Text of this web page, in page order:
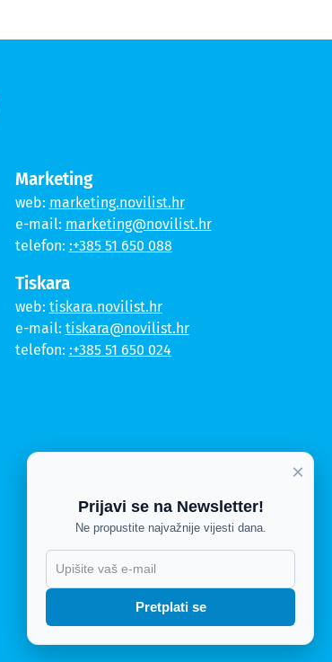
Marketing
web: marketing.novilist.hr
e-mail: marketing@novilist.hr
telefon: :+385 51 650 088
Tiskara
web: tiskara.novilist.hr
e-mail: tiskara@novilist.hr
telefon: :+385 51 650 024
×
Prijavi se na Newsletter!
Ne propustite najvažnije vijesti dana.
Pretplati se